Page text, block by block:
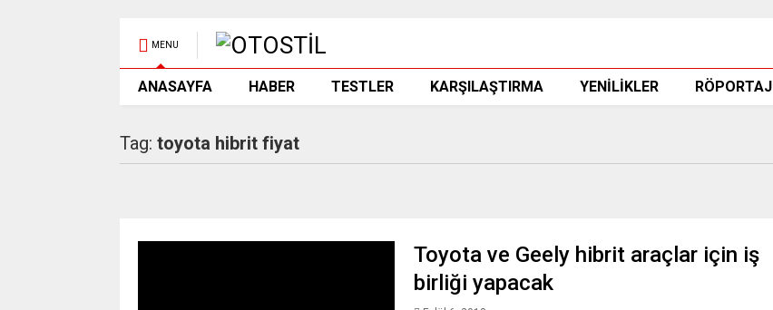
MENU
ANASAYFA HABER TESTLER KARŞILAŞTIRMA YENİLİKLER RÖPORTAJ
Tag: toyota hibrit fiyat
Toyota ve Geely hibrit araçlar için iş
birliği yapacak